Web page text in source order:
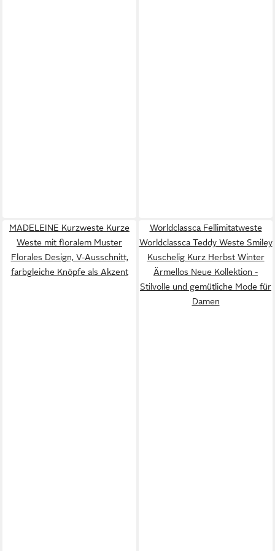
MADELEINE Kurzweste Kurze
Weste mit floralem Muster
Florales Design, V-Ausschnitt,
farbgleiche Knöpfe als Akzent
Worldclassca Fellimitatweste
Worldclassca Teddy Weste Smiley
Kuschelig Kurz Herbst Winter
Ärmellos Neue Kollektion -
Stilvolle und gemütliche Mode für
Damen